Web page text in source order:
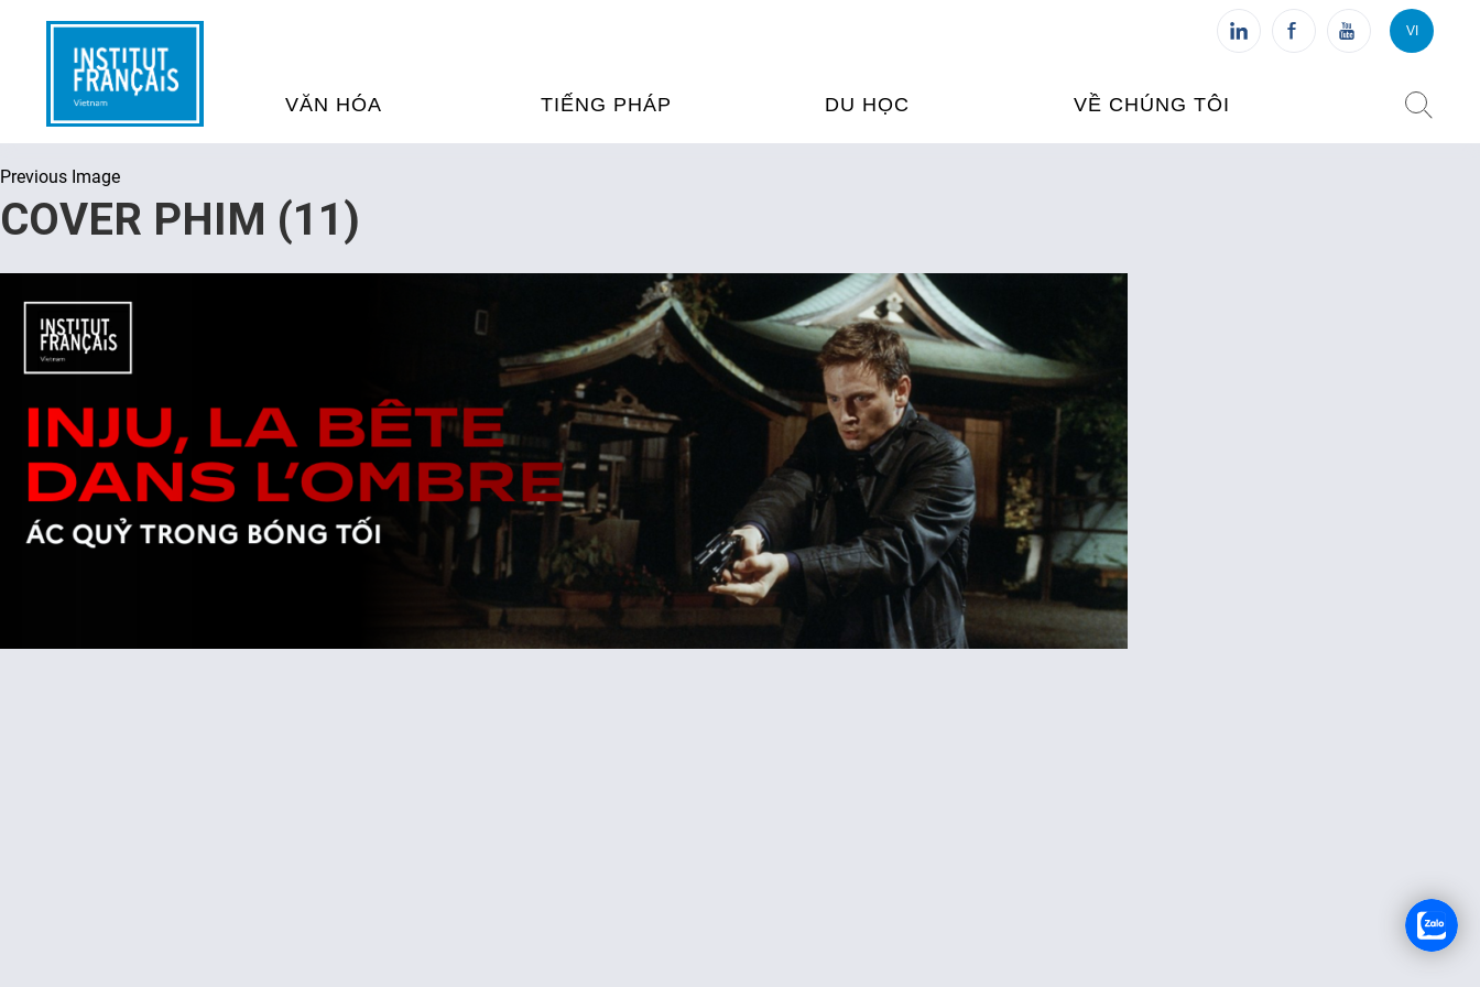
VĂN HÓA
THƯ VIỆN ĐA PHƯƠNG TIỆN
CHƯƠNG TRÌNH CHIẾU PHIM
SÁCH VÀ THƯ TỊCH
NGHỆ SỸ LƯU TRÚ
TIẾNG PHÁP
HỌC TIẾNG PHÁP NGAY TẠI
PHÁP
DỊCH TIẾNG PHÁP
HỢP TÁC TIẾNG PHÁP
DU HỌC
CỦA PHÁP TẠI VIỆT NAM
FRANCE ALUMNI VIỆT NAM
VỀ CHÚNG TÔI
CHI NHÁNH: ĐÀ NẴNG
CHI NHÁNH: TPHCM
TUYỂN DỤNG
VI
VI FR
Previous Image
COVER PHIM (11)